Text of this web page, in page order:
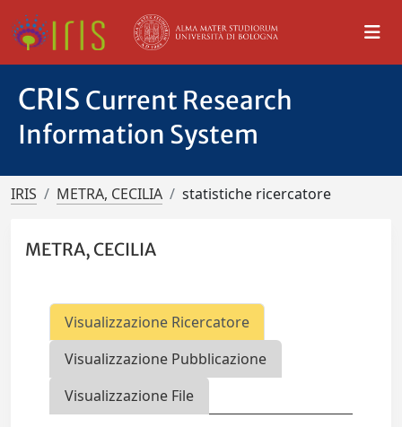
CRIS Current Research
Information System
IRIS METRA, CECILIA statistiche ricercatore
METRA, CECILIA
Visualizzazione Ricercatore
Visualizzazione Pubblicazione
Visualizzazione File